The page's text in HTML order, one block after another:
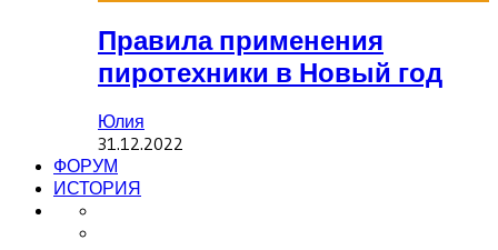
Правила применения
пиротехники в Новый год
Юлия
31.12.2022
ФОРУМ
ИСТОРИЯ